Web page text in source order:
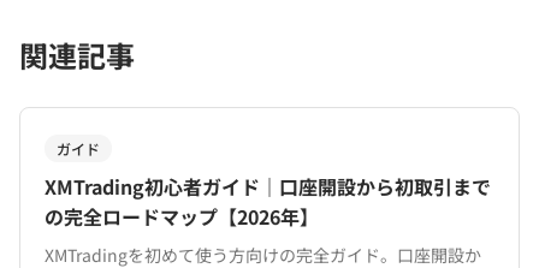
関連記事
ガイド
XMTrading初心者ガイド｜口座開設から初取引まで
の完全ロードマップ【2026年】
XMTradingを初めて使う方向けの完全ガイド。口座開設か